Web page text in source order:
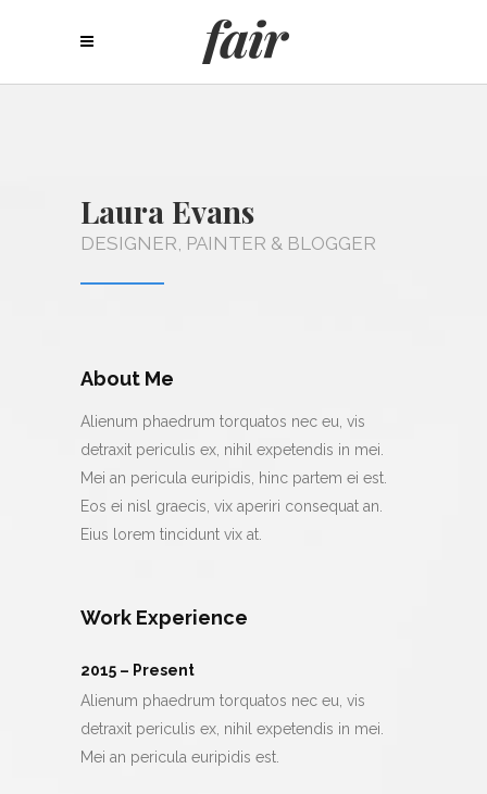
Laura Evans
DESIGNER, PAINTER & BLOGGER
About Me
Alienum phaedrum torquatos nec eu, vis
detraxit periculis ex, nihil expetendis in mei.
Mei an pericula euripidis, hinc partem ei est.
Eos ei nisl graecis, vix aperiri consequat an.
Eius lorem tincidunt vix at.
Work Experience
2015 – Present
Alienum phaedrum torquatos nec eu, vis
detraxit periculis ex, nihil expetendis in mei.
Mei an pericula euripidis est.